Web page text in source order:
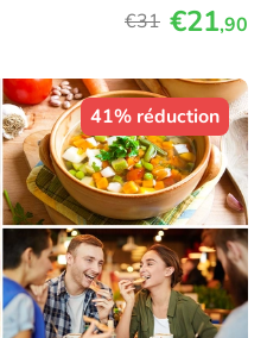
€31 €21,90
41% réduction